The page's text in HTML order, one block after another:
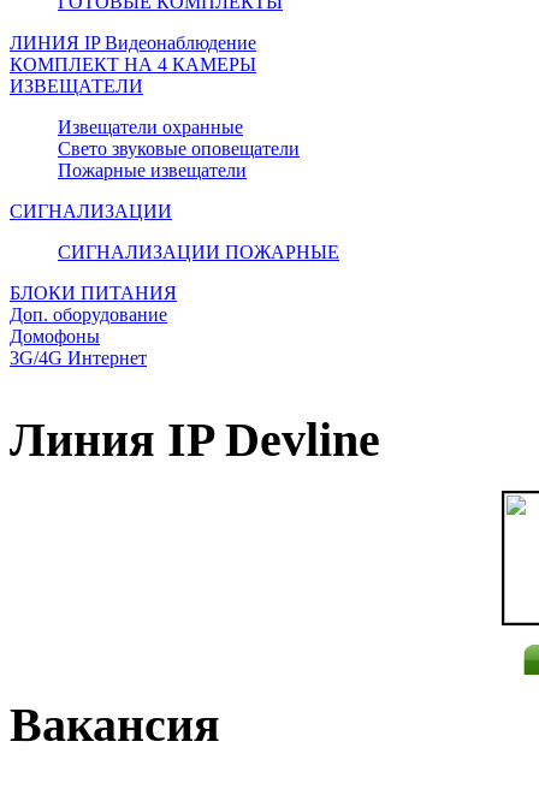
ЛИНИЯ IP Видеонаблюдение
КОМПЛЕКТ НА 4 КАМЕРЫ
ИЗВЕЩАТЕЛИ
Извещатели охранные
Свето звуковые оповещатели
Пожарные извещатели
СИГНАЛИЗАЦИИ
СИГНАЛИЗАЦИИ ПОЖАРНЫЕ
БЛОКИ ПИТАНИЯ
Доп. оборудование
Домофоны
3G/4G Интернет
Линия IP Devline
Вакансия